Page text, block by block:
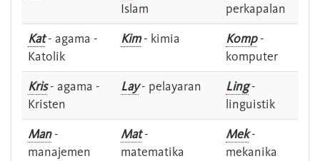
Islam
perkapalan
Kat- agama -
Katolik
Kim- kimia Komp-
komputer
Kris- agama -
Kristen
Lay- pelayaran Ling-
linguistik
Man-
manajemen
Mat-
matematika
Mek-
mekanika